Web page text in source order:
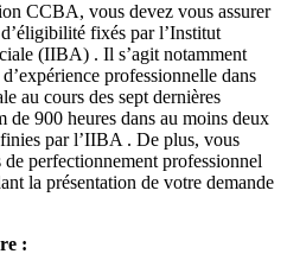
CCBA, vous devez vous assurer
fixés par l’Institut
(IIBA) . Il s’agit notamment
professionnelle dans
au cours des sept dernières
de 900 heures dans au moins deux
par l’IIBA . De plus, vous
perfectionnement professionnel
la présentation de votre demande
: